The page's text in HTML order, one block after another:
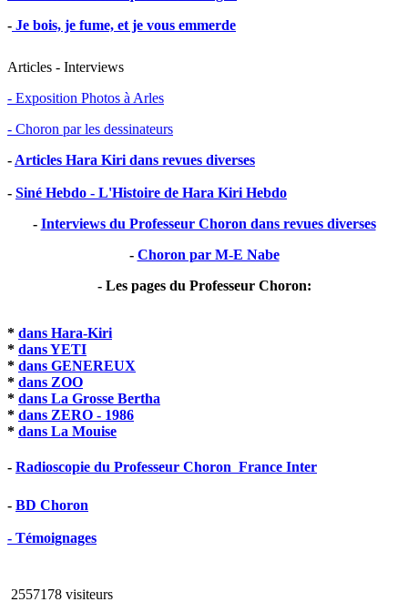
- Je bois, je fume, et je vous emmerde
Articles - Interviews
- Exposition Photos à Arles
- Choron par les dessinateurs
- Articles Hara Kiri dans revues diverses
- Siné Hebdo - L'Histoire de Hara Kiri Hebdo
- Interviews du Professeur Choron dans revues diverses
- Choron par M-E Nabe
- Les pages du Professeur Choron:
* dans Hara-Kiri
* dans YETI
* dans GENEREUX
* dans ZOO
* dans La Grosse Bertha
* dans ZERO - 1986
* dans La Mouise
- Radioscopie du Professeur Choron  France Inter
- BD Choron
- Témoignages
2557178 visiteurs